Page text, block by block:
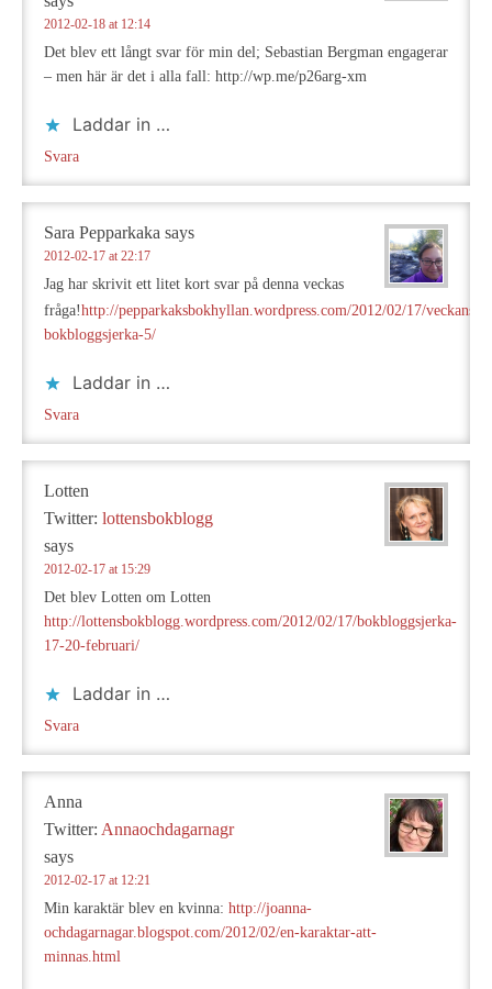
2012-02-18 at 12:14
Det blev ett långt svar för min del; Sebastian Bergman engagerar
– men här är det i alla fall: http://wp.me/p26arg-xm
Laddar in …
Svara
Sara Pepparkaka says
2012-02-17 at 22:17
Jag har skrivit ett litet kort svar på denna veckas
fråga!http://pepparkaksbokhyllan.wordpress.com/2012/02/17/veckans-
bokbloggsjerka-5/
Laddar in …
Svara
Lotten
Twitter: lottensbokblogg
says
2012-02-17 at 15:29
Det blev Lotten om Lotten
http://lottensbokblogg.wordpress.com/2012/02/17/bokbloggsjerka-
17-20-februari/
Laddar in …
Svara
Anna
Twitter: Annaochdagarnagr
says
2012-02-17 at 12:21
Min karaktär blev en kvinna: http://joanna-
ochdagarnagar.blogspot.com/2012/02/en-karaktar-att-
minnas.html